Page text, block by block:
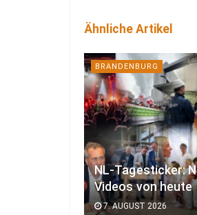
Ähnliche Artikel
BRANDENBURG
NL-Tagesticker:
Videos von heute
7. AUGUST 2026